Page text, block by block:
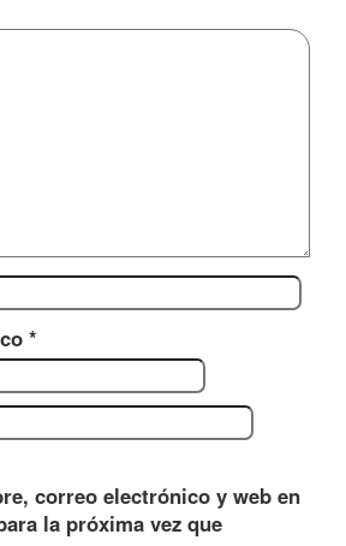
*
correo electrónico y web en
la próxima vez que